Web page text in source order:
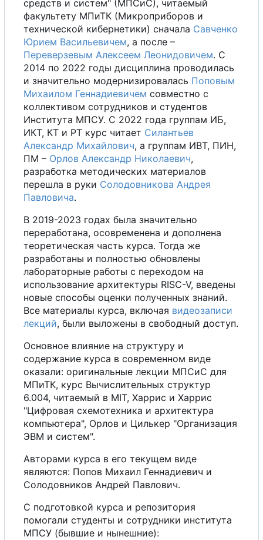
средств и систем" (МПСиС), читаемый
факультету МПиТК (Микроприборов и
технической кибернетики) сначала Савченко
Юрием Васильевичем, а после –
Переверзевым Алексеем Леонидовичем. С
2014 по 2022 годы дисциплина проводилась
и значительно модернизировалась Поповым
Михаилом Геннадиевичем совместно с
коллективом сотрудников и студентов
Института МПСУ. С 2022 года группам ИБ,
ИКТ, КТ и РТ курс читает Силантьев
Александр Михайлович, а группам ИВТ, ПИН,
ПМ – Орлов Александр Николаевич,
разработка методических материалов
перешла в руки Солодовникова Андрея
Павловича.
В 2019-2023 годах была значительно
переработана, осовременена и дополнена
теоретическая часть курса. Тогда же
разработаны и полностью обновлены
лабораторные работы с переходом на
использование архитектуры RISC-V, введены
новые способы оценки полученных знаний.
Все материалы курса, включая видеозаписи
лекций, были выложены в свободный доступ.
Основное влияние на структуру и
содержание курса в современном виде
оказали: оригинальные лекции МПСиС для
МПиТК, курс Вычислительных структур
6.004, читаемый в MIT, Харрис и Харрис
"Цифровая схемотехника и архитектура
компьютера", Орлов и Цилькер "Организация
ЭВМ и систем".
Авторами курса в его текущем виде
являются: Попов Михаил Геннадиевич и
Солодовников Андрей Павлович.
С подготовкой курса и репозитория
помогали студенты и сотрудники института
МПСУ (бывшие и нынешние):